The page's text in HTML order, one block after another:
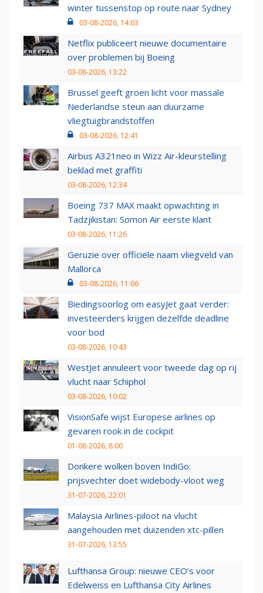
winter tussenstop op route naar Sydney
03-08-2026, 14:03
Netflix publiceert nieuwe documentaire
over problemen bij Boeing
03-08-2026, 13:22
Brussel geeft groen licht voor massale
Nederlandse steun aan duurzame
vliegtuigbrandstoffen
03-08-2026, 12:41
Airbus A321neo in Wizz Air-kleurstelling
beklad met graffiti
03-08-2026, 12:34
Boeing 737 MAX maakt opwachting in
Tadzjikistan: Somon Air eerste klant
03-08-2026, 11:26
Geruzie over officiële naam vliegveld van
Mallorca
03-08-2026, 11:06
Biedingsoorlog om easyJet gaat verder:
investeerders krijgen dezelfde deadline
voor bod
03-08-2026, 10:43
WestJet annuleert voor tweede dag op rij
vlucht naar Schiphol
03-08-2026, 10:02
VisionSafe wijst Europese airlines op
gevaren rook in de cockpit
01-08-2026, 8:00
Donkere wolken boven IndiGo:
prijsvechter doet widebody-vloot weg
31-07-2026, 22:01
Malaysia Airlines-piloot na vlucht
aangehouden met duizenden xtc-pillen
31-07-2026, 13:55
Lufthansa Group: nieuwe CEO’s voor
Edelweiss en Lufthansa City Airlines